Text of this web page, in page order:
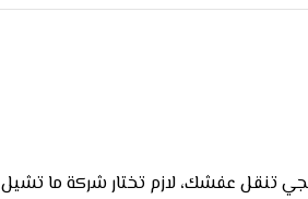
تنقل عفشك، لازم تختار شركة ما تشيل